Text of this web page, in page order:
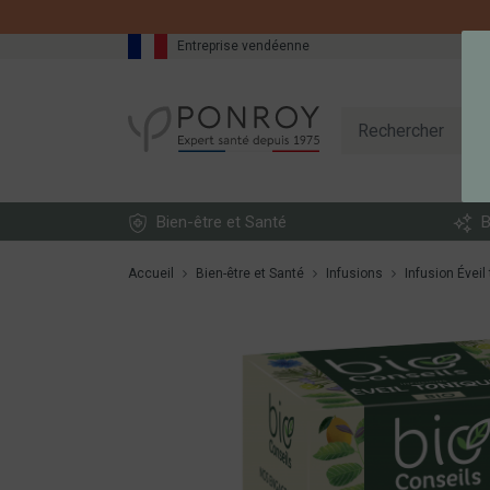
Bien-être et Santé
Entreprise vendéenne
Accueil Bien-être et Santé Infusions Infusion